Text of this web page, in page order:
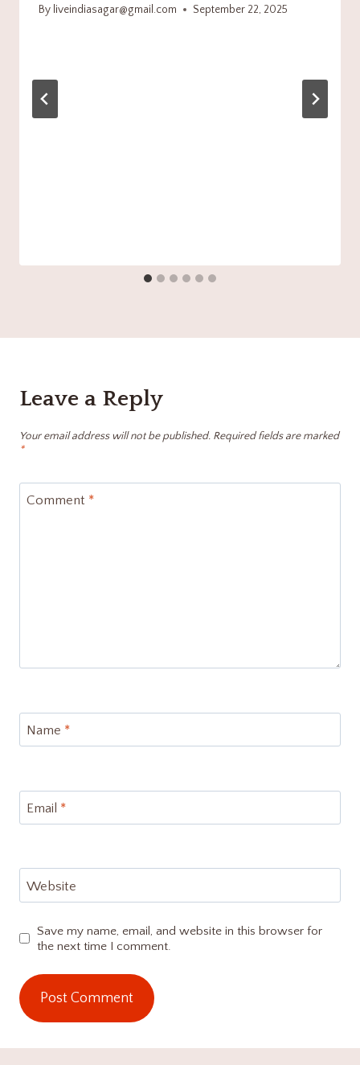
By liveindiasagar@gmail.com September 22, 2025
Leave a Reply
Your email address will not be published. Required fields are marked
*
Comment *
Name *
Email *
Website
Save my name, email, and website in this browser for
the next time I comment.